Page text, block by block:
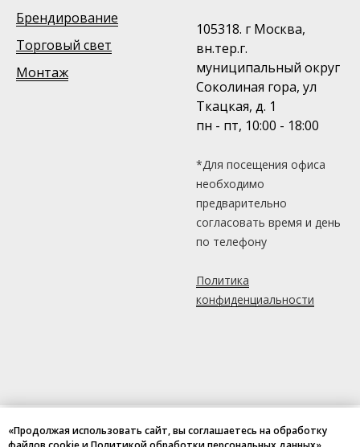
Брендирование
Торговый свет
Монтаж
105318. г Москва,
вн.тер.г.
муниципальный округ
Соколиная гора, ул
Ткацкая, д. 1
пн - пт, 10:00 - 18:00
*Для посещения офиса
необходимо
предварительно
согласовать время и день
по телефону
Политика
конфиденциальности
«Продолжая использовать сайт, вы соглашаетесь на обработку